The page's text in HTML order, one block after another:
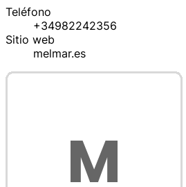
Teléfono
+34982242356
Sitio web
melmar.es